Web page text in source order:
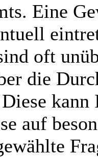
Eine
oft
die
auf